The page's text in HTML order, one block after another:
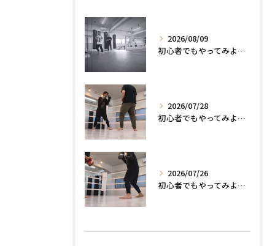
2026/08/09
初心者でもやってみよう、格闘技でダイエット脂肪燃焼🔥
2026/07/28
初心者でもやってみよう、格闘技でダイエット脂肪燃焼🔥
2026/07/26
初心者でもやってみよう、格闘技でダイエット、脂肪燃焼🔥